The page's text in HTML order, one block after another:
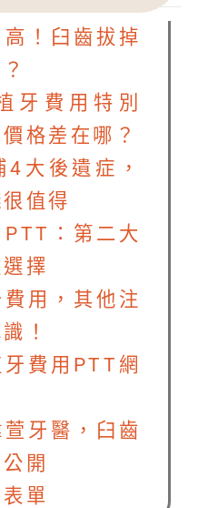
！臼齒拔掉
牙費用特別
格差在哪？
大後遺症，
值得
：第二大
擇
用，其他注
！
費用PTT網
牙醫，臼齒
開
單